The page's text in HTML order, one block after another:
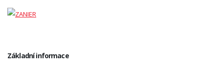
Základní informace